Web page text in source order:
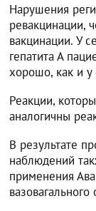
Нарушения
ревакцинации,
вакцинации. У
гепатита А
хорошо, как и у
Реакции,
аналогичны
В результате
наблюдений
применения